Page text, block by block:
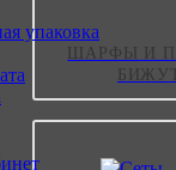
ШАРФЫ И
упаковка